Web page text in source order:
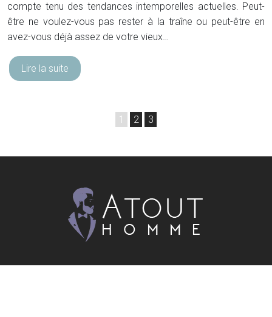
compte tenu des tendances intemporelles actuelles. Peut-
être ne voulez-vous pas rester à la traîne ou peut-être en
avez-vous déjà assez de votre vieux…
Lire la suite
1 2 3